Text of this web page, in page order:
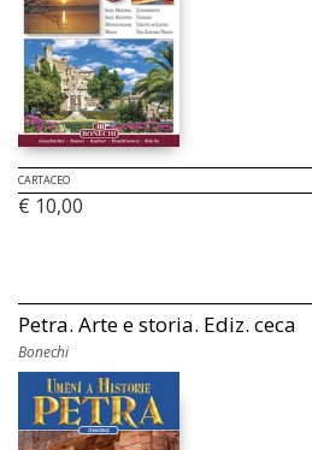
CARTACEO
€ 10,00
Petra. Arte e storia. Ediz. ceca
Bonechi